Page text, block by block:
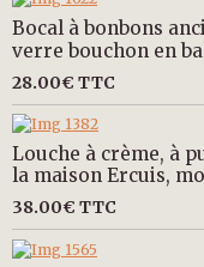
Bocal à bonbons
verre bouchon en
28.00€ TTC
Louche à crème, à
la maison Ercuis,
38.00€ TTC